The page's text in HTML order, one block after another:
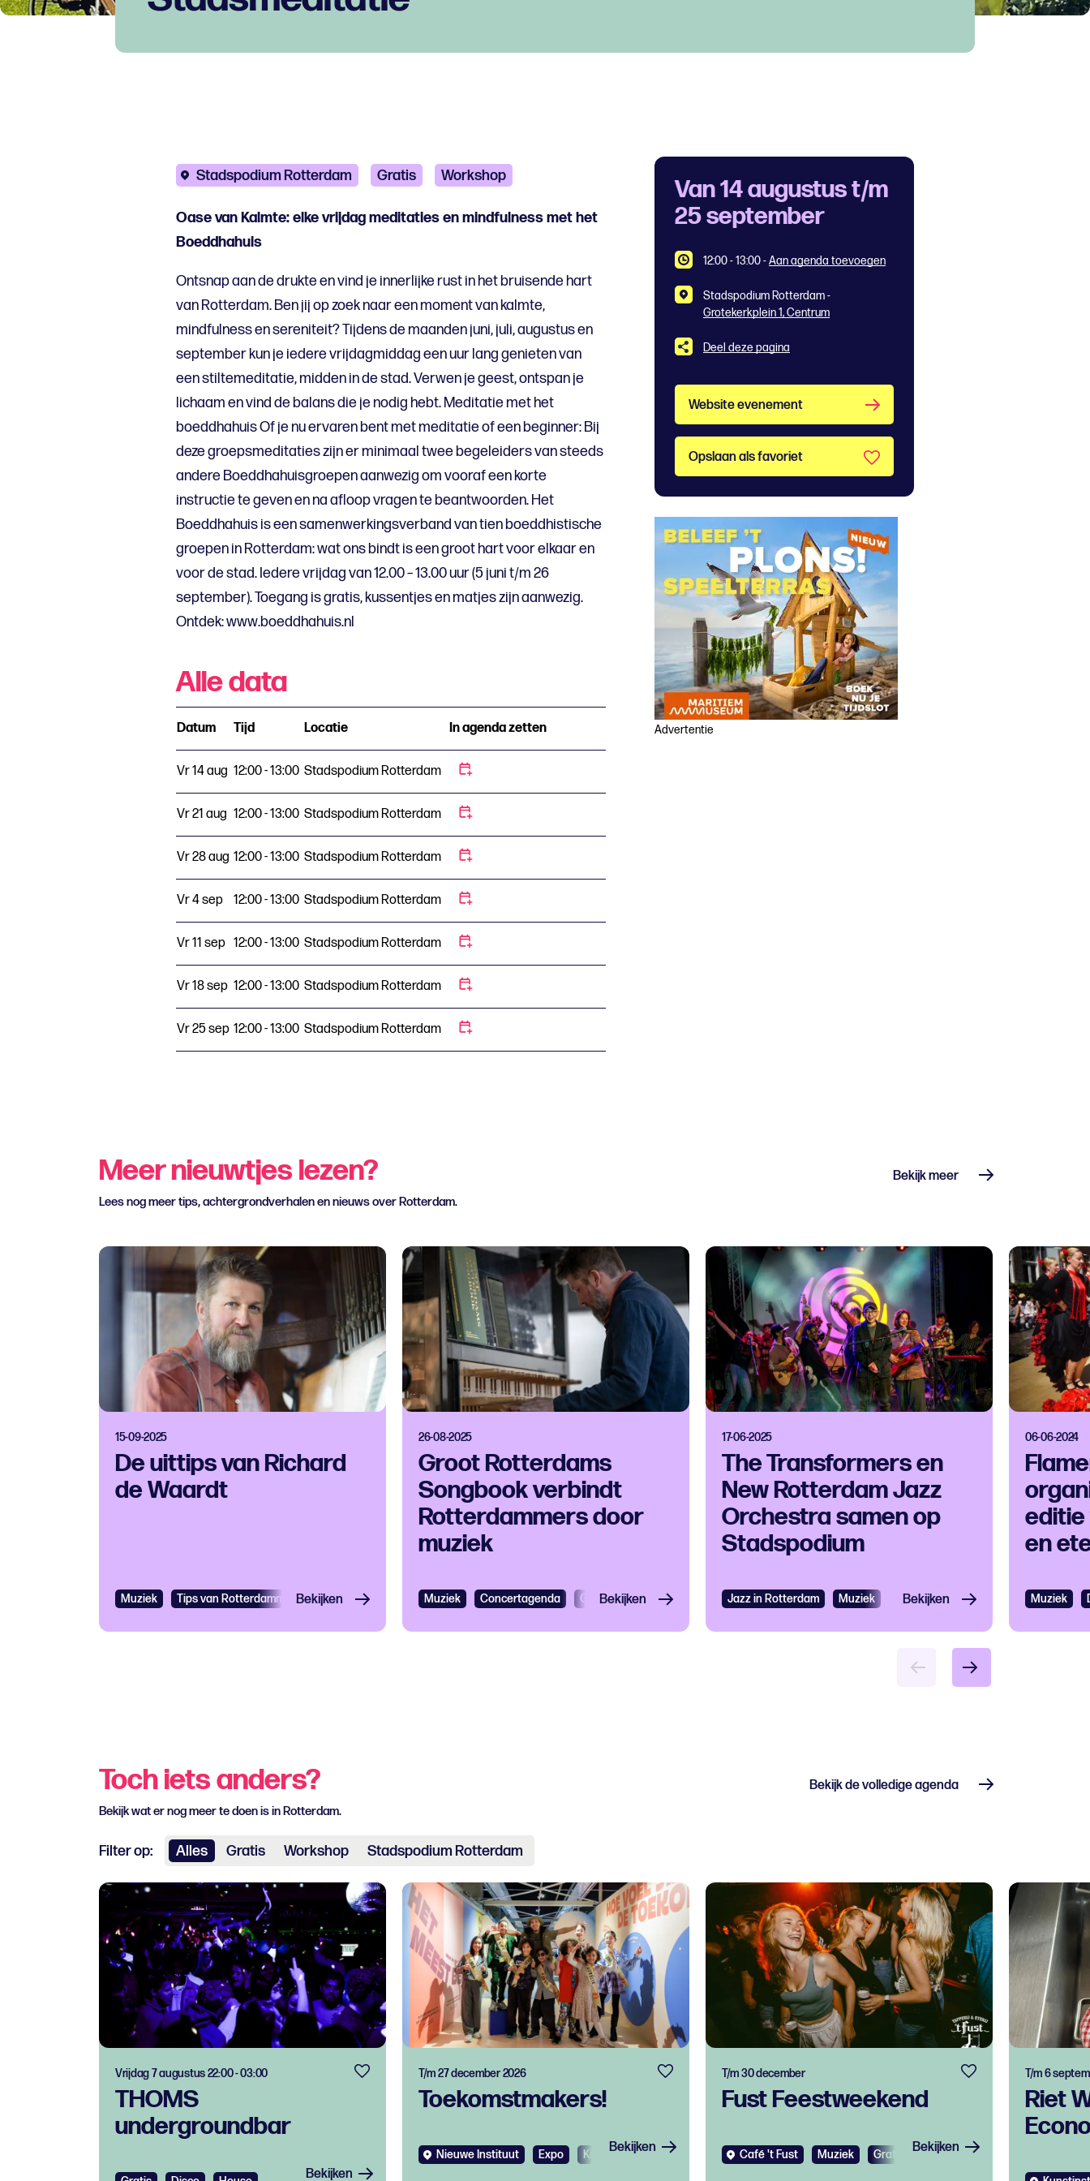
Stadspodium Rotterdam Gratis Workshop
Oase van Kalmte: elke vrijdag meditaties en mindfulness met het
Boeddhahuis
Ontsnap aan de drukte en vind je innerlijke rust in het bruisende hart
van Rotterdam. Ben jij op zoek naar een moment van kalmte,
mindfulness en sereniteit? Tijdens de maanden juni, juli, augustus en
september kun je iedere vrijdagmiddag een uur lang genieten van
een stiltemeditatie, midden in de stad. Verwen je geest, ontspan je
lichaam en vind de balans die je nodig hebt. Meditatie met het
boeddhahuis Of je nu ervaren bent met meditatie of een beginner: Bij
deze groepsmeditaties zijn er minimaal twee begeleiders van steeds
andere Boeddhahuisgroepen aanwezig om vooraf een korte
instructie te geven en na afloop vragen te beantwoorden. Het
Boeddhahuis is een samenwerkingsverband van tien boeddhistische
groepen in Rotterdam: wat ons bindt is een groot hart voor elkaar en
voor de stad. Iedere vrijdag van 12.00 – 13.00 uur (5 juni t/m 26
september). Toegang is gratis, kussentjes en matjes zijn aanwezig.
Ontdek: www.boeddhahuis.nl
Alle data
Datum Tijd Locatie In agenda zetten
Vr 14 aug 12:00 - 13:00 Stadspodium Rotterdam
Vr 21 aug 12:00 - 13:00 Stadspodium Rotterdam
Vr 28 aug 12:00 - 13:00 Stadspodium Rotterdam
Vr 4 sep 12:00 - 13:00 Stadspodium Rotterdam
Vr 11 sep 12:00 - 13:00 Stadspodium Rotterdam
Vr 18 sep 12:00 - 13:00 Stadspodium Rotterdam
Vr 25 sep 12:00 - 13:00 Stadspodium Rotterdam
Van 14 augustus t/m
25 september
12:00 - 13:00-Aan agenda toevoegen
Stadspodium Rotterdam -
Grotekerkplein 1, Centrum
Deel deze pagina
Website evenement
Opslaan als favoriet
Advertentie
Meer nieuwtjes lezen?
Lees nog meer tips, achtergrondverhalen en nieuws over Rotterdam.
Bekijk meer
15-09-2025
De uittips van Richard
de Waardt
Muziek Tips van Rotterdammers Jazz of Wereldmuziek Klassieke muziek
Bekijken
26-08-2025
Groot Rotterdams
Songbook verbindt
Rotterdammers door
muziek
Muziek Concertagenda Gratis Rotterdam Literatuur Gratis Grootstedelijk evenement Muziekfestival
Bekijken
17-06-2025
The Transformers en
New Rotterdam Jazz
Orchestra samen op
Stadspodium
Jazz in Rotterdam Muziek Jazz Muziekfestival
Bekijken
06-06-2024
editie
en
Muziek
Toch iets anders?
Bekijk wat er nog meer te doen is in Rotterdam.
Filter op: Alles Gratis Workshop Stadspodium Rotterdam
Bekijk de volledige agenda
THOMS
undergroundbar
Vrijdag 7 augustus 22:00 - 03:00
Bekijken
Toekomstmakers!
T/m 27 december 2026
Nieuwe Instituut Expo Kids Gratis
Bekijken
Fust Feestweekend
T/m 30 december
Café 't Fust Muziek Gratis Bekijken
Riet
T/m 6